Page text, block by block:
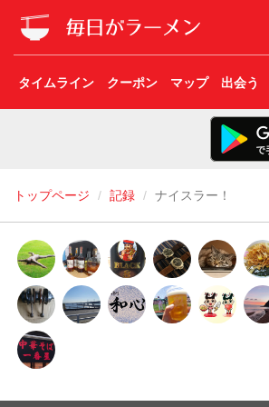
タイムライン クーポン マップ 出会う
トップページ 記録 ナイスラー！